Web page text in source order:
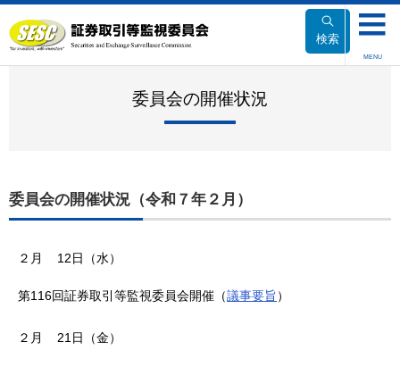
文
へ
検索
MENU
委員会の開催状況
委員会の開催状況（令和７年２月）
２月 12日（水）
第116回証券取引等監視委員会開催（議事要旨 ）
２月 21日（金）